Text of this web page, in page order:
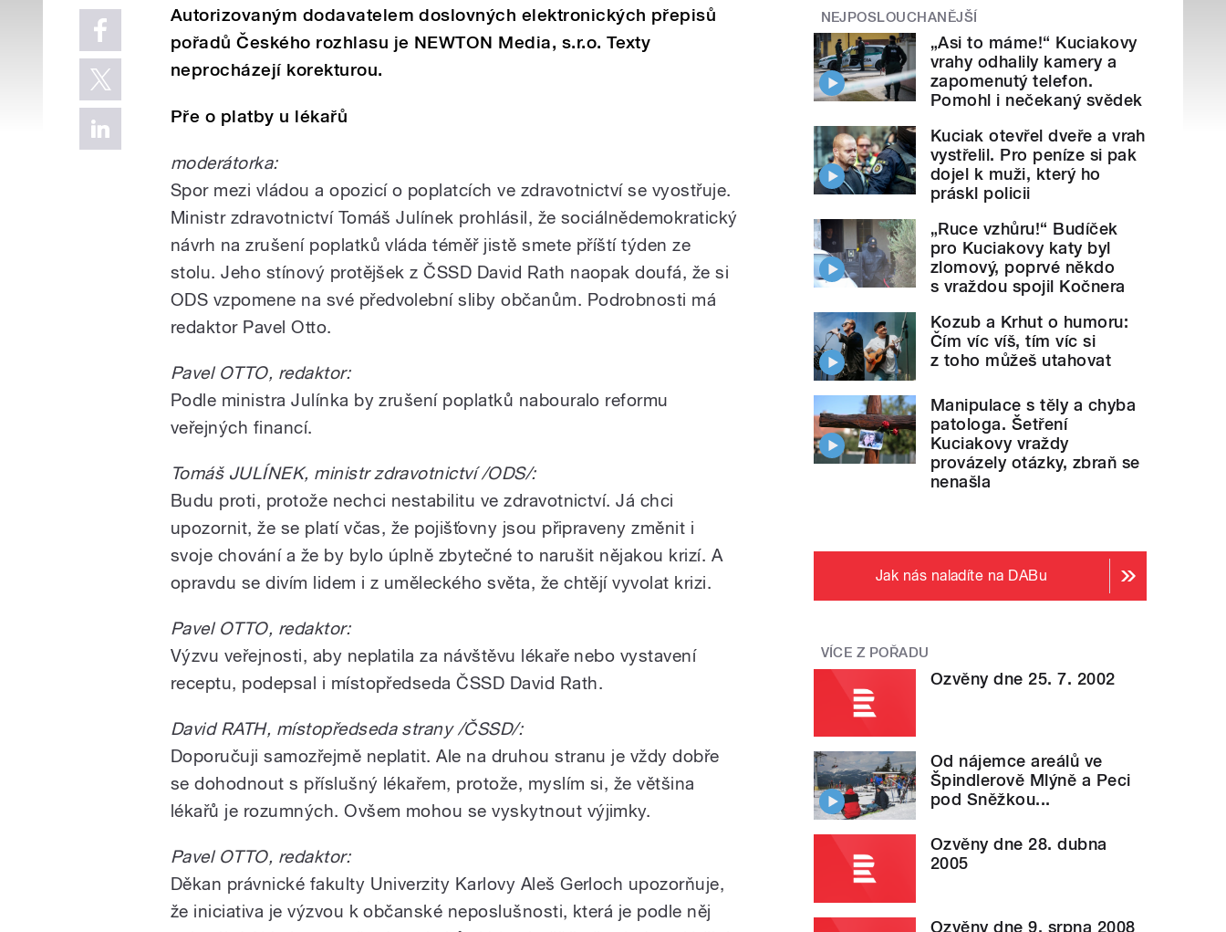
Autorizovaným dodavatelem doslovných elektronických přepisů
pořadů Českého rozhlasu je NEWTON Media, s.r.o. Texty
neprocházejí korekturou.
Pře o platby u lékařů
moderátorka:
Spor mezi vládou a opozicí o poplatcích ve zdravotnictví se vyostřuje.
Ministr zdravotnictví Tomáš Julínek prohlásil, že sociálnědemokratický
návrh na zrušení poplatků vláda téměř jistě smete příští týden ze
stolu. Jeho stínový protějšek z ČSSD David Rath naopak doufá, že si
ODS vzpomene na své předvolební sliby občanům. Podrobnosti má
redaktor Pavel Otto.
Pavel OTTO, redaktor:
Podle ministra Julínka by zrušení poplatků nabouralo reformu
veřejných financí.
Tomáš JULÍNEK, ministr zdravotnictví /ODS/:
Budu proti, protože nechci nestabilitu ve zdravotnictví. Já chci
upozornit, že se platí včas, že pojišťovny jsou připraveny změnit i
svoje chování a že by bylo úplně zbytečné to narušit nějakou krizí. A
opravdu se divím lidem i z uměleckého světa, že chtějí vyvolat krizi.
Pavel OTTO, redaktor:
Výzvu veřejnosti, aby neplatila za návštěvu lékaře nebo vystavení
receptu, podepsal i místopředseda ČSSD David Rath.
David RATH, místopředseda strany /ČSSD/:
Doporučuji samozřejmě neplatit. Ale na druhou stranu je vždy dobře
se dohodnout s příslušný lékařem, protože, myslím si, že většina
lékařů je rozumných. Ovšem mohou se vyskytnout výjimky.
Pavel OTTO, redaktor:
Děkan právnické fakulty Univerzity Karlovy Aleš Gerloch upozorňuje,
že iniciativa je výzvou k občanské neposlušnosti, která je podle něj
NEJPOSLOUCHANĚJŠÍ
„Asi to máme!“ Kuciakovy
vrahy odhalily kamery a
zapomenutý telefon.
Pomohl i nečekaný svědek
Kuciak otevřel dveře a vrah
vystřelil. Pro peníze si pak
dojel k muži, který ho
práskl policii
„Ruce vzhůru!“ Budíček
pro Kuciakovy katy byl
zlomový, poprvé někdo
s vraždou spojil Kočnera
Kozub a Krhut o humoru:
Čím víc víš, tím víc si
z toho můžeš utahovat
Manipulace s těly a chyba
patologa. Šetření
Kuciakovy vraždy
provázely otázky, zbraň se
nenašla
Jak nás naladíte na DABu
VÍCE Z POŘADU
Ozvěny dne 25. 7. 2002
Od nájemce areálů ve
Špindlerově Mlýně a Peci
pod Sněžkou...
Ozvěny dne 28. dubna
2005
Ozvěny dne 9. srpna 2008